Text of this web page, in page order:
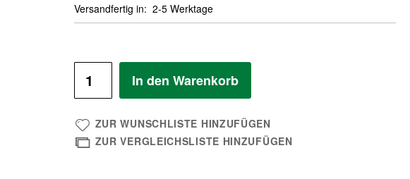
Versandfertig in
2-5 Werktage
In den Warenkorb
ZUR WUNSCHLISTE HINZUFÜGEN
ZUR VERGLEICHSLISTE HINZUFÜGEN